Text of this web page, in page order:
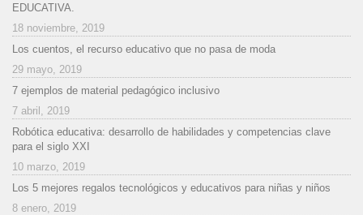
EDUCATIVA.
18 noviembre, 2019
Los cuentos, el recurso educativo que no pasa de moda
29 mayo, 2019
7 ejemplos de material pedagógico inclusivo
7 abril, 2019
Robótica educativa: desarrollo de habilidades y competencias clave
para el siglo XXI
10 marzo, 2019
Los 5 mejores regalos tecnológicos y educativos para niñas y niños
8 enero, 2019